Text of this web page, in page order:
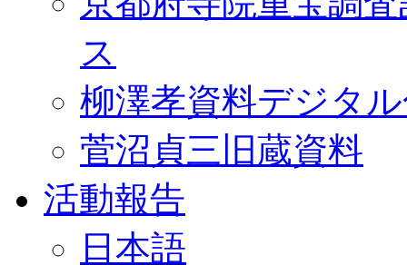
ス
柳澤孝資料デジタ
菅沼貞三旧蔵資料
活動報告
日本語